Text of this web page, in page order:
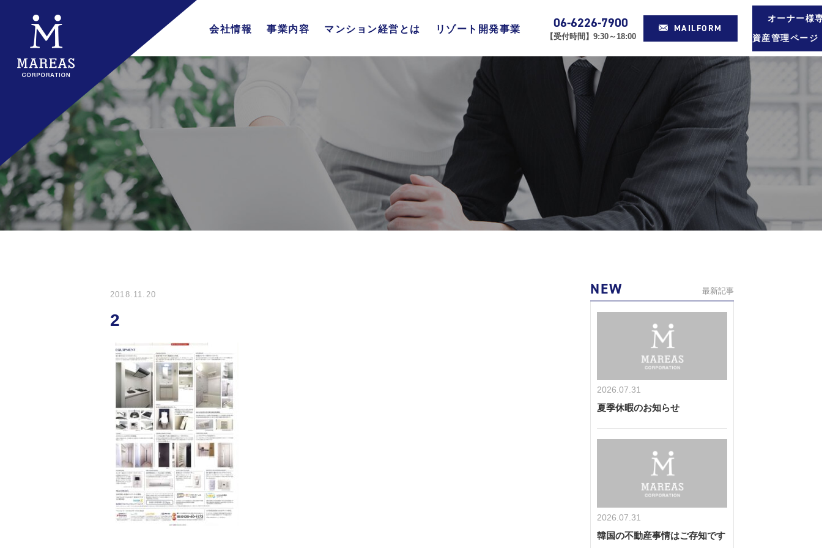
会社情報
会社概要
企業理念
代表挨拶
行動指針
事業内容
不動産販売事業
不動産流通事業
リゾート開発事業
総合管理事業
マンション経営とは
マンション経営の仕組み
4大メリット
年代別メリット
リゾート開発事業 06-6226-7900
【受付時間】9:30～18:00
MAILFORM
オーナー様
資産管理ページ
2018.11.20
2
NEW 最新記事
2026.07.31
夏季休暇のお知らせ
2026.07.31
韓国の不動産事情はご存知です